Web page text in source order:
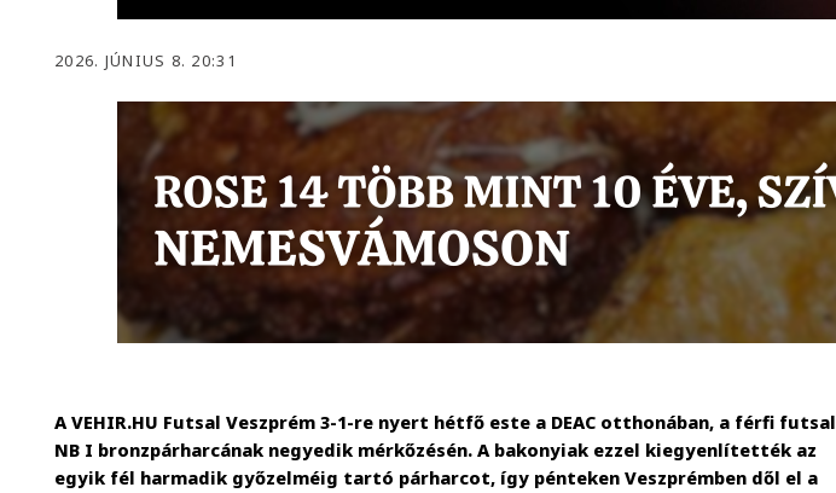
2026. JÚNIUS 8. 20:31
A VEHIR.HU Futsal Veszprém 3-1-re nyert hétfő este a DEAC otthonában, a férfi futsal
NB I bronzpárharcának negyedik mérkőzésén. A bakonyiak ezzel kiegyenlítették az
egyik fél harmadik győzelméig tartó párharcot, így pénteken Veszprémben dől el a